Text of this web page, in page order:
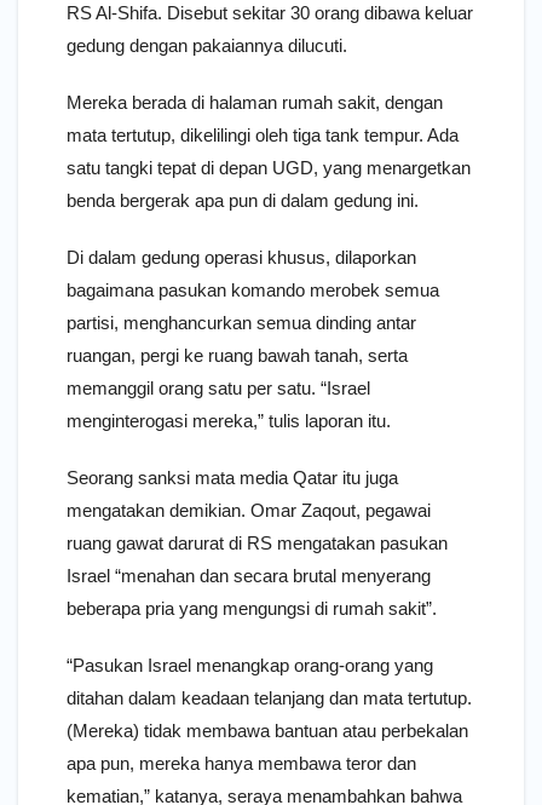
RS Al-Shifa. Disebut sekitar 30 orang dibawa keluar
gedung dengan pakaiannya dilucuti.
Mereka berada di halaman rumah sakit, dengan
mata tertutup, dikelilingi oleh tiga tank tempur. Ada
satu tangki tepat di depan UGD, yang menargetkan
benda bergerak apa pun di dalam gedung ini.
Di dalam gedung operasi khusus, dilaporkan
bagaimana pasukan komando merobek semua
partisi, menghancurkan semua dinding antar
ruangan, pergi ke ruang bawah tanah, serta
memanggil orang satu per satu. “Israel
menginterogasi mereka,” tulis laporan itu.
Seorang sanksi mata media Qatar itu juga
mengatakan demikian. Omar Zaqout, pegawai
ruang gawat darurat di RS mengatakan pasukan
Israel “menahan dan secara brutal menyerang
beberapa pria yang mengungsi di rumah sakit”.
“Pasukan Israel menangkap orang-orang yang
ditahan dalam keadaan telanjang dan mata tertutup.
(Mereka) tidak membawa bantuan atau perbekalan
apa pun, mereka hanya membawa teror dan
kematian,” katanya, seraya menambahkan bahwa